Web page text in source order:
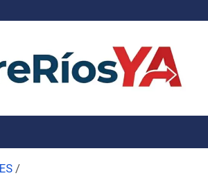
Entre Ríos
provincia ahora